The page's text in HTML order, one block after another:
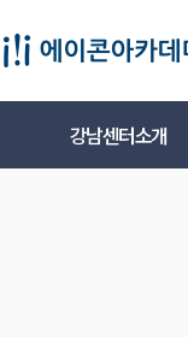
강남센터소개